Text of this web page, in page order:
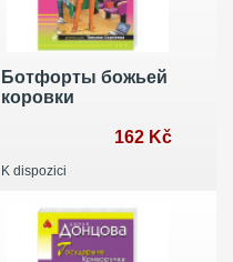
Ботфорты божьей
коровки
162 Kč
K dispozici